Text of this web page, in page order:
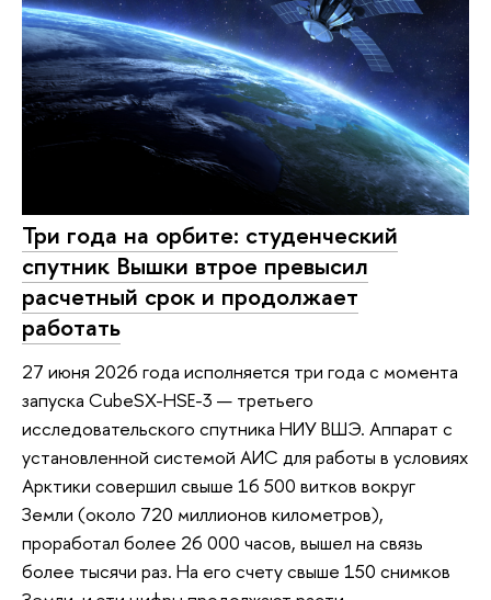
Три года на орбите: студенческий
спутник Вышки втрое превысил
расчетный срок и продолжает
работать
27 июня 2026 года исполняется три года с момента
запуска CubeSX-HSE-3 — третьего
исследовательского спутника НИУ ВШЭ. Аппарат с
установленной системой АИС для работы в условиях
Арктики совершил свыше 16 500 витков вокруг
Земли (около 720 миллионов километров),
проработал более 26 000 часов, вышел на связь
более тысячи раз. На его счету свыше 150 снимков